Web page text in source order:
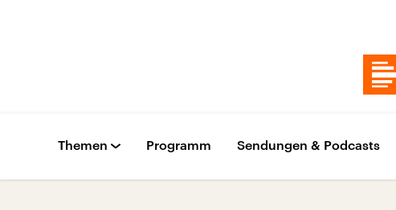
Themen Programm Sendungen & Podcasts